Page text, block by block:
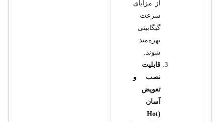
از مزایای
سرعت
گیگابیتی
بهره‌مند
شوند.
قابلیت
نصب و
تعویض
آسان
(Hot